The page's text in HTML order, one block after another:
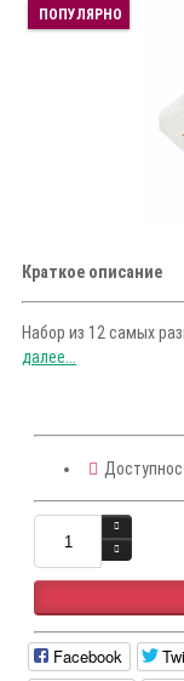
ПОПУЛЯРНО
Краткое описание
Набор из 12 самых
далее...
Facebook